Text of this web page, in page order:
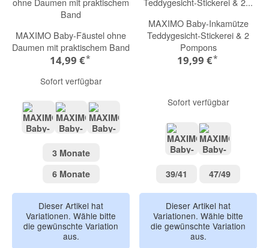
MAXIMO Baby-Fäustel ohne
Daumen mit praktischem Band
14,99 €*
Sofort verfügbar
3 Monate3 Monate
6 Monate6 Monate
Dieser Artikel hat
Variationen. Wähle bitte
die gewünschte Variation
aus.
MAXIMO Baby-Inkamütze
Teddygesicht-Stickerei & 2
Pompons
19,99 €*
Sofort verfügbar
39/41
47/4947/49
Dieser Artikel hat
Variationen. Wähle bitte
die gewünschte Variation
aus.